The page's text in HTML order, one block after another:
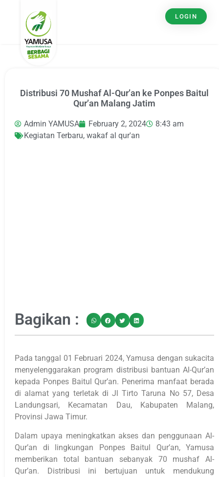
LOGIN
Distribusi 70 Mushaf Al-Qur’an ke Ponpes Baitul
Qur’an Malang Jatim
Admin YAMUSA February 2, 2024
8:43 am
Kegiatan Terbaru, wakaf al qur'an
Bagikan :
Pada tanggal 01 Februari 2024, Yamusa dengan sukacita
menyelenggarakan program distribusi bantuan Al-Qur’an
kepada Ponpes Baitul Qur’an. Penerima manfaat berada
di alamat yang terletak di Jl Tirto Taruna No 57, Desa
Landungsari, Kecamatan Dau, Kabupaten Malang,
Provinsi Jawa Timur.
Dalam upaya meningkatkan akses dan penggunaan Al-
Qur’an di lingkungan Ponpes Baitul Qur’an, Yamusa
memberikan total bantuan sebanyak 70 mushaf Al-
Qur’an. Distribusi ini bertujuan untuk mendukung